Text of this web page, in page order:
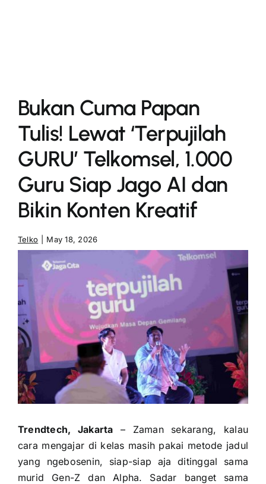
Bukan Cuma Papan
Tulis! Lewat ‘Terpujilah
GURU’ Telkomsel, 1.000
Guru Siap Jago AI dan
Bikin Konten Kreatif
Telko May 18, 2026
Trendtech, Jakarta – Zaman sekarang, kalau
cara mengajar di kelas masih pakai metode jadul
yang ngebosenin, siap-siap aja ditinggal sama
murid Gen-Z dan Alpha. Sadar banget sama